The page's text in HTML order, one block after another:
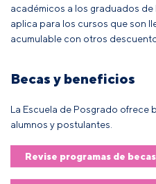
académicos a los graduados de
aplica para los cursos que son
acumulable con otros
Becas y beneficios
La Escuela de Posgrado ofrece
alumnos y postulantes.
Revise programas de